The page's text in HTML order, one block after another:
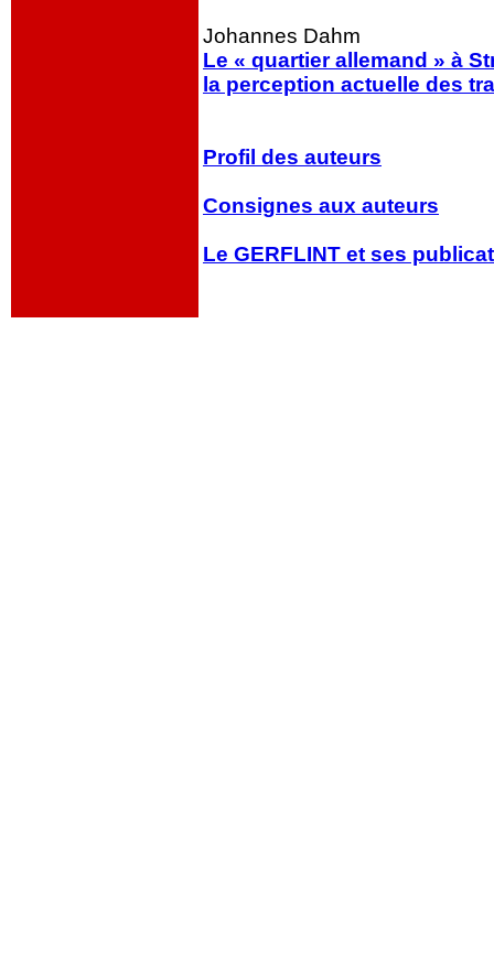
Johannes Dahm
Le « quartier allemand » à
la perception actuelle des
Profil des auteurs
Consignes aux auteurs
Le GERFLINT et ses